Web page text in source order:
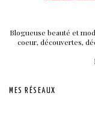
Blogueuse beauté et
coeur, découvertes,
MES RÉSEAUX